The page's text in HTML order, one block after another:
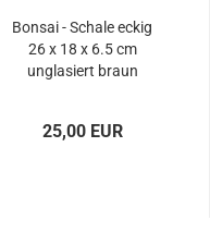
Bonsai - Schale eckig
26 x 18 x 6.5 cm
unglasiert braun
25,00 EUR